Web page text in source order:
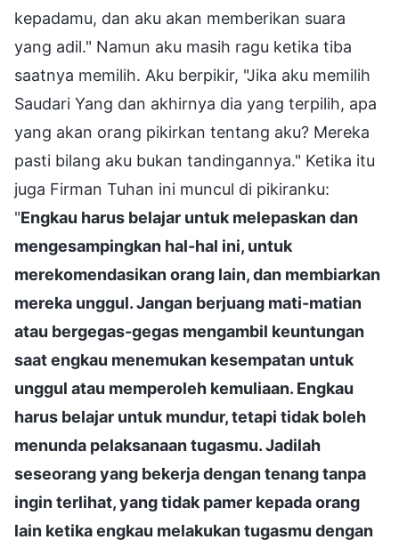
kepadamu, dan aku akan memberikan suara
yang adil." Namun aku masih ragu ketika tiba
saatnya memilih. Aku berpikir, "Jika aku memilih
Saudari Yang dan akhirnya dia yang terpilih, apa
yang akan orang pikirkan tentang aku? Mereka
pasti bilang aku bukan tandingannya." Ketika itu
juga Firman Tuhan ini muncul di pikiranku:
"Engkau harus belajar untuk melepaskan dan
mengesampingkan hal-hal ini, untuk
merekomendasikan orang lain, dan membiarkan
mereka unggul. Jangan berjuang mati-matian
atau bergegas-gegas mengambil keuntungan
saat engkau menemukan kesempatan untuk
unggul atau memperoleh kemuliaan. Engkau
harus belajar untuk mundur, tetapi tidak boleh
menunda pelaksanaan tugasmu. Jadilah
seseorang yang bekerja dengan tenang tanpa
ingin terlihat, yang tidak pamer kepada orang
lain ketika engkau melakukan tugasmu dengan